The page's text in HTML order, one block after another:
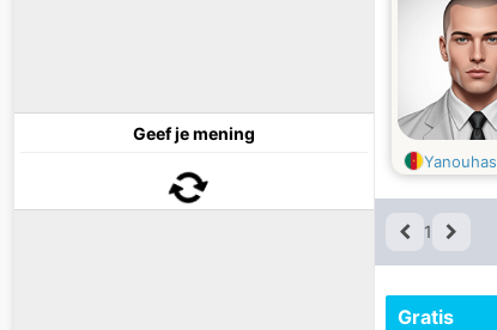
Geef je mening
Yanouhas
1
Gratis